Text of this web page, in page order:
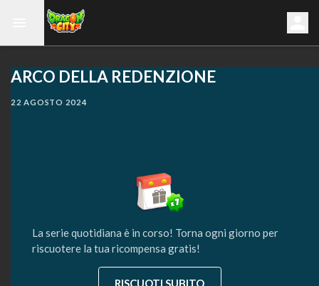
ARCO DELLA REDENZIONE
22 AGOSTO 2024
La serie quotidiana è in corso! Torna ogni giorno per
riscuotere la tua ricompensa gratis!
RISCUOTI SUBITO